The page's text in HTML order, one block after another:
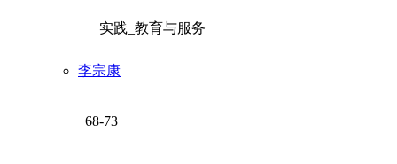
实践_教育与服务
李宗康
68-73